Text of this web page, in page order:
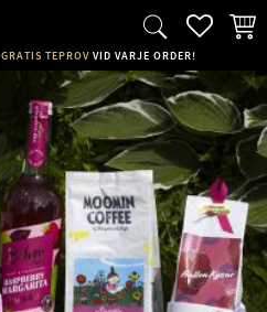
GRATIS TEPROV VID VARJE ORDER!